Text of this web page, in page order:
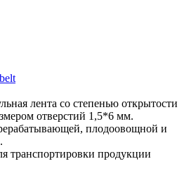
лента со степенью открытости
отверстий 1,5*6 мм.
плодоовощной и
транспортировки продукции